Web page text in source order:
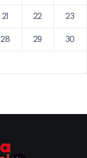
21 22
23
28 29
30